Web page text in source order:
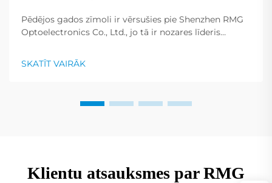
Pēdējos gados zīmoli ir vērsušies pie Shenzhen RMG
Optoelectronics Co., Ltd., jo tā ir nozares līderis
iecienītākajiem risinājumiem, kas palīdz zīmoliem
sasniegt savus mērķauditorijas noteikšanas mērķus...
SKATĪT VAIRĀK
Klientu atsauksmes par RMG